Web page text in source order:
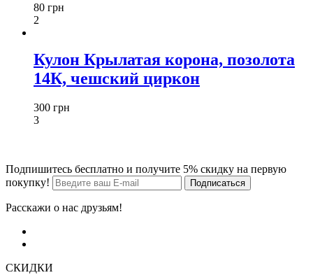
80 грн
2
Кулон Крылатая корона, позолота
14К, чешский циркон
300 грн
3
Подпишитесь бесплатно и получите 5% скидку на первую
покупку!
Расскажи о нас друзьям!
СКИДКИ